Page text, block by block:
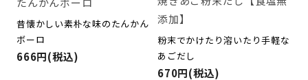
昔懐かしい素朴な味のたんかん
ボーロ
666円(税込)
添加】
粉末でかけたり溶いたり手軽な
あごだし
670円(税込)